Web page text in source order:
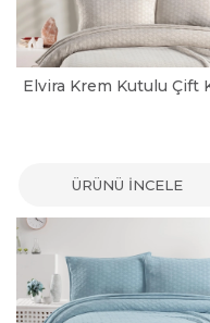
ÜRÜNÜ İNCELE